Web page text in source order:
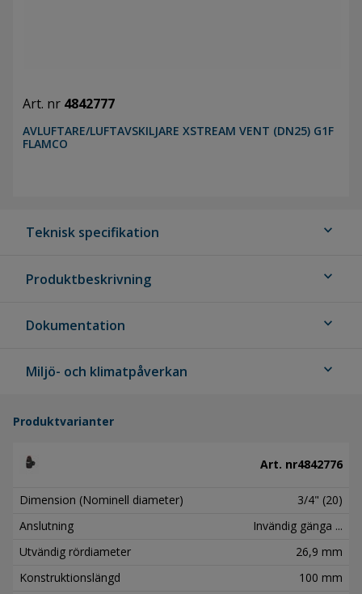
Art. nr 4842777
AVLUFTARE/LUFTAVSKILJARE XSTREAM VENT (DN25) G1F
FLAMCO
Teknisk specifikation expand_more
Produktbeskrivning expand_more
Dokumentation expand_more
Miljö- och klimatpåverkan expand_more
Produktvarianter
Art. nr4842776
Dimension (Nominell diameter)
3/4" (20)
Anslutning
Invändig gänga ...
Utvändig rördiameter
26,9 mm
Konstruktionslängd
100 mm